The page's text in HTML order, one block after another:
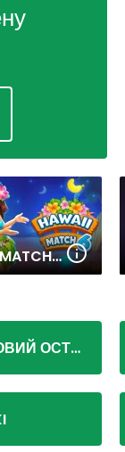
HAWAII MATCH 6
ОСТРІВ